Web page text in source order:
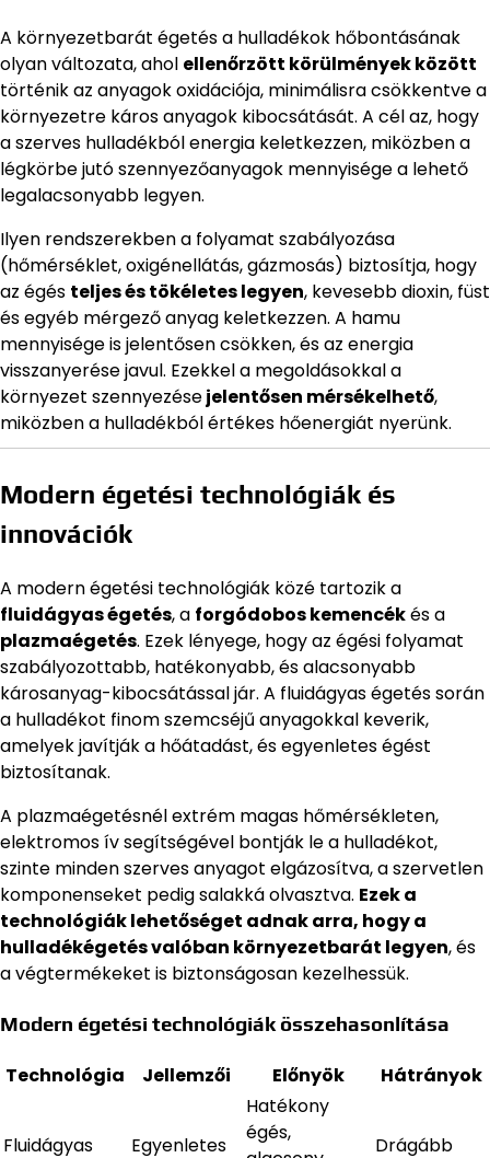
A környezetbarát égetés a hulladékok hőbontásának
olyan változata, ahol ellenőrzött körülmények között
történik az anyagok oxidációja, minimálisra csökkentve a
környezetre káros anyagok kibocsátását. A cél az, hogy
a szerves hulladékból energia keletkezzen, miközben a
légkörbe jutó szennyezőanyagok mennyisége a lehető
legalacsonyabb legyen.
Ilyen rendszerekben a folyamat szabályozása
(hőmérséklet, oxigénellátás, gázmosás) biztosítja, hogy
az égés teljes és tökéletes legyen, kevesebb dioxin, füst
és egyéb mérgező anyag keletkezzen. A hamu
mennyisége is jelentősen csökken, és az energia
visszanyerése javul. Ezekkel a megoldásokkal a
környezet szennyezésejelentősen mérsékelhető,
miközben a hulladékból értékes hőenergiát nyerünk.
Modern égetési technológiák és
innovációk
A modern égetési technológiák közé tartozik a
fluidágyas égetés, a forgódobos kemencékés a
plazmaégetés. Ezek lényege, hogy az égési folyamat
szabályozottabb, hatékonyabb, és alacsonyabb
károsanyag-kibocsátással jár. A fluidágyas égetés során
a hulladékot finom szemcséjű anyagokkal keverik,
amelyek javítják a hőátadást, és egyenletes égést
biztosítanak.
A plazmaégetésnél extrém magas hőmérsékleten,
elektromos ív segítségével bontják le a hulladékot,
szinte minden szerves anyagot elgázosítva, a szervetlen
komponenseket pedig salakká olvasztva. Ezek a
technológiák lehetőséget adnak arra, hogy a
hulladékégetés valóban környezetbarát legyen, és
a végtermékeket is biztonságosan kezelhessük.
Modern égetési technológiák összehasonlítása
Technológia Jellemzői Előnyök Hátrányok
Fluidágyas Egyenletes
Hatékony
égés,
Drágább